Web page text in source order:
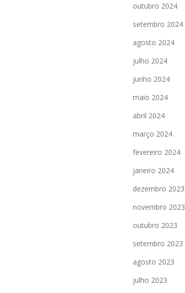
outubro 2024
setembro 2024
agosto 2024
julho 2024
junho 2024
maio 2024
abril 2024
março 2024
fevereiro 2024
janeiro 2024
dezembro 2023
novembro 2023
outubro 2023
setembro 2023
agosto 2023
julho 2023